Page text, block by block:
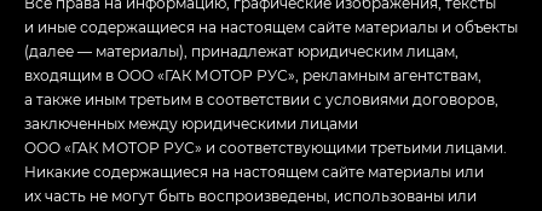
и иные содержащиеся на настоящем сайте материалы и объекты
(далее — материалы), принадлежат юридическим лицам,
входящим в ООО «ГАК МОТОР РУС», рекламным агентствам,
а также иным третьим в соответствии с условиями договоров,
заключенных между юридическими лицами
ООО «ГАК МОТОР РУС» и соответствующими третьими лицами.
Никакие содержащиеся на настоящем сайте материалы или
их часть не могут быть воспроизведены, использованы или